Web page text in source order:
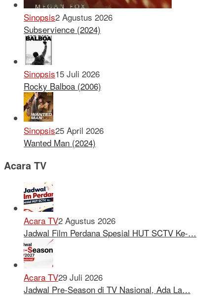
Sinopsis2 Agustus 2026
Subservience (2024)
Sinopsis15 Juli 2026
Rocky Balboa (2006)
Sinopsis25 April 2026
Wanted Man (2024)
Acara TV
Acara TV2 Agustus 2026
Jadwal Film Perdana Spesial HUT SCTV Ke-…
Acara TV29 Juli 2026
Jadwal Pre-Season di TV Nasional, Ada La…